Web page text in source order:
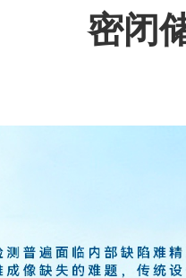
密闭